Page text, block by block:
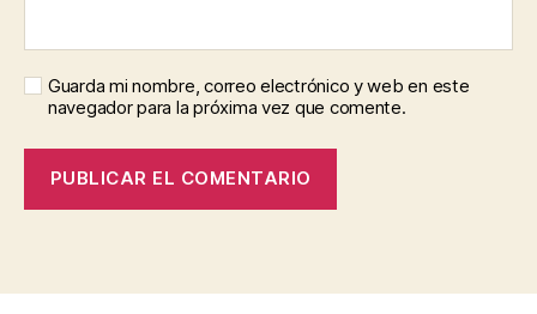
Guarda mi nombre, correo electrónico y web en este
navegador para la próxima vez que comente.